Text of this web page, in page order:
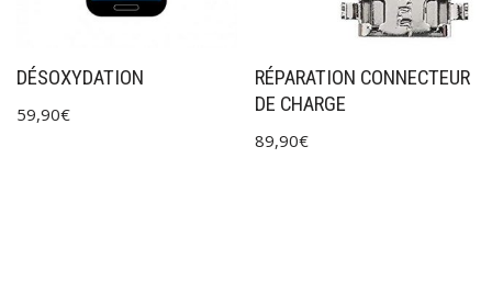
DÉSOXYDATION
59,90€
RÉPARATION CONNECTEUR
DE CHARGE
89,90€